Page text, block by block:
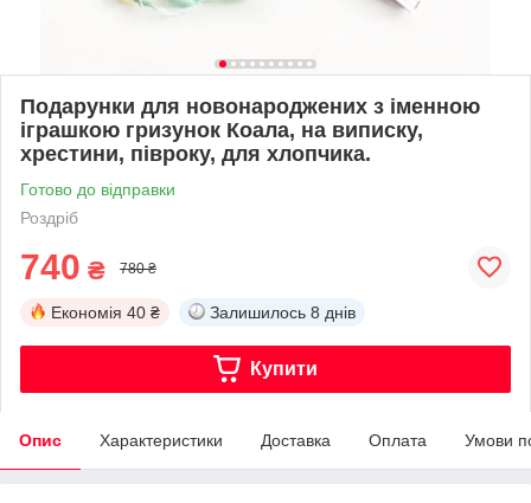
Подарунки для новонароджених з іменною
іграшкою гризунок Коала, на виписку,
хрестини, півроку, для хлопчика.
Готово до відправки
Роздріб
740 ₴ 780 ₴
Економія 40 ₴ Залишилось 8 днів
Купити
Опис Характеристики Доставка Оплата Умови